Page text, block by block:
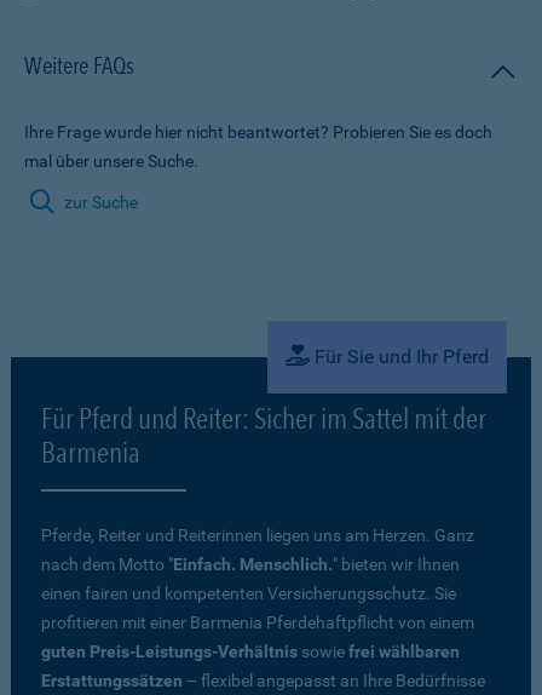
Weitere FAQs
Ihre Frage wurde hier nicht beantwortet? Probieren Sie es doch
mal über unsere Suche.
zur Suche
Für Sie und Ihr Pferd
Für Pferd und Reiter: Sicher im Sattel mit der
Barmenia
Pferde, Reiter und Reiterinnen liegen uns am Herzen. Ganz
nach dem Motto "Einfach. Menschlich." bieten wir Ihnen
einen fairen und kompetenten Versicherungsschutz. Sie
profitieren mit einer Barmenia Pferdehaftpflicht von einem
guten Preis-Leistungs-Verhältnis sowiefrei wählbaren
Erstattungssätzen – flexibel angepasst an Ihre Bedürfnisse